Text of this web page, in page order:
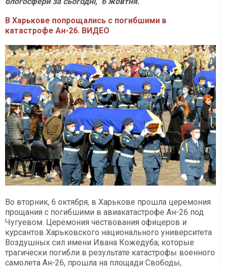
В Харькове попрощались с погибшими в
катастрофе Ан-26. ВИДЕО
Во вторник, 6 октября, в Харькове прошла церемония
прощания с погибшими в авиакатастрофе Ан-26 под
Чугуевом. Церемония чествования офицеров и
курсантов Харьковского национального университета
Воздушных сил имени Ивана Кожедуба, которые
трагически погибли в результате катастрофы военного
самолета Ан-26, прошла на площади Свободы,